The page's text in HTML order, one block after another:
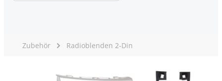
Zubehör Radioblenden 2-Din